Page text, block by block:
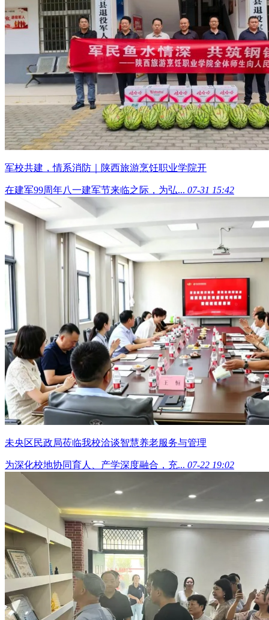
军校共建，情系消防｜陕西旅游烹饪职业学院开
在建军99周年八一建军节来临之际，为弘... 07-31 15:42
未央区民政局莅临我校洽谈智慧养老服务与管理
为深化校地协同育人、产学深度融合，充... 07-22 19:02